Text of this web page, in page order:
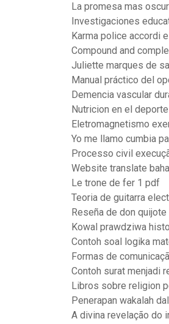
La promesa mas
Investigaciones
Karma police accordi
Compound and
Juliette marques de
Manual práctico del
Demencia vascular
Nutricion en el
Eletromagnetismo
Yo me llamo cumbia
Processo civil
Website translate
Le trone de fer 1 pdf
Teoria de guitarra
Reseña de don
Kowal prawdziwa
Contoh soal logika
Formas de
Contoh surat menjadi
Libros sobre religion
Penerapan wakalah
A divina revelação do